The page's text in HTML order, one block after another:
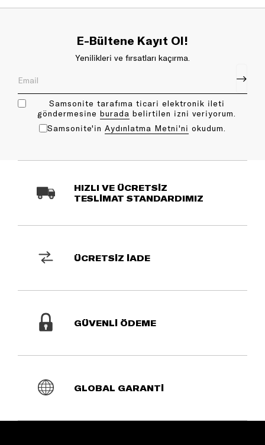
E-Bültene Kayıt Ol!
Yenilikleri ve fırsatları kaçırma.
Samsonite tarafıma ticari elektronik ileti
göndermesine bu rada belirtilen izni veriyorum.
Samsonite'in Aydınlatma Metni'ni okudum.
HIZLI VE ÜCRETSİZ
TESLİMAT STANDARDIMIZ
ÜCRETSİZ İADE
GÜVENLİ ÖDEME
GLOBAL GARANTİ